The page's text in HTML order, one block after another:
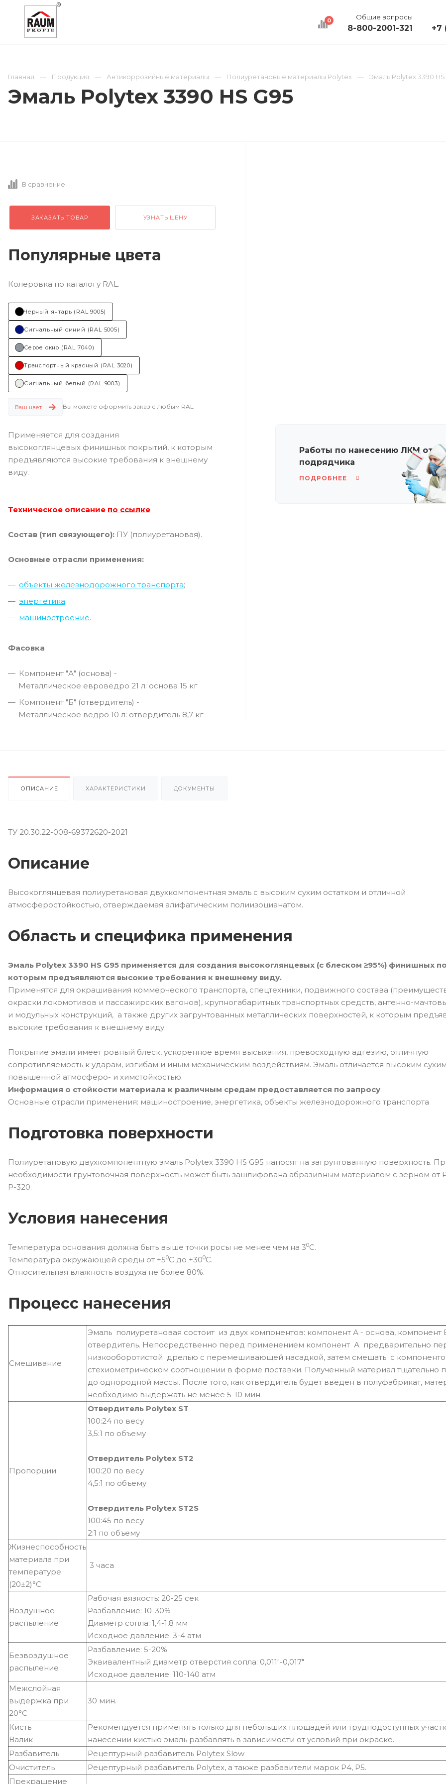
0 Общие вопросы
8-800-2001-321 +7
Главная
Продукция Антикоррозийные материалы Полиуретановые материалы Polytex Эмаль Polytex 3390 HS
Эмаль Polytex 3390 HS G95
В сравнение
ЗАКАЗАТЬ ТОВАР УЗНАТЬ ЦЕНУ
Популярные цвета
Колеровка по каталогу RAL.
Чёрный янтарь (RAL 9005)
Сигнальный синий (RAL 5005)
Серое окно (RAL 7040)
Транспортный красный (RAL 3020)
Сигнальный белый (RAL 9003)
Ваш цвет Вы можете оформить заказ с любым RAL
Применяется для создания
высокоглянцевых финишных покрытий, к которым
предъявляются высокие требования к внешнему
виду.
Техническое описание по ссылке
Состав (тип связующего): ПУ (полиуретановая).
Основные отрасли применения:
объекты железнодорожного транспорта;
энергетика;
машиностроение.
Фасовка
Компонент "А" (основа) -
Металлическое евроведро 21 л: основа 15 кг
Компонент "Б" (отвердитель) -
Металлическое ведро 10 л: отвердитель 8,7 кг
Работы по нанесению ЛКМ от
подрядчика
ПОДРОБНЕЕ
ОПИСАНИЕ ХАРАКТЕРИСТИКИ ДОКУМЕНТЫ
ТУ 20.30.22-008-69372620-2021
Описание
Высокоглянцевая полиуретановая двухкомпонентная эмаль с высоким сухим остатком и отличной
атмосферостойкостью, отверждаемая алифатическим полиизоцианатом.
Область и специфика применения
Эмаль Polytex 3390 HS G95 применяется для создания высокоглянцевых (с блеском ≥95%) финишных
которым предъявляются высокие требования к внешнему виду.
Применятся для окрашивания коммерческого транспорта, спецтехники, подвижного состава
окраски локомотивов и пассажирских вагонов), крупногабаритных транспортных средств, антенно-
и модульных конструкций, а также других загрунтованных металлических поверхностей, к которым
высокие требования к внешнему виду.
Покрытие эмали имеет ровный блеск, ускоренное время высыхания, превосходную адгезию, отличную
сопротивляемость к ударам, изгибам и иным механическим воздействиям. Эмаль отличается высоким
повышенной атмосферо- и химстойкостью.
Информация о стойкости материала к различным средам предоставляется по запросу.
Основные отрасли применения: машиностроение, энергетика, объекты железнодорожного транспорта
Подготовка поверхности
Полиуретановую двухкомпонентную эмаль Polytex 3390 HS G95 наносят на загрунтованную поверхность.
необходимости грунтовочная поверхность может быть зашлифована абразивным материалом с зерном от
Р-320.
Условия нанесения
Температура основания должна быть выше точки росы не менее чем на 30С.
Температура окружающей среды от +50С до +300С.
Относительная влажность воздуха не более 80%.
Процесс нанесения
Смешивание
Эмаль полиуретановая состоит из двух компонентов: компонент А - основа, компонент
отвердитель. Непосредственно перед применением компонент А предварительно
низкооборотистой дрелью с перемешивающей насадкой, затем смешать с
стехиометрическом соотношении в форме поставки. Полученный материал тщательно
до однородной массы. После того, как отвердитель будет введен в полуфабрикат,
необходимо выдержать не менее 5-10 мин.
Пропорции
Отвердитель Polytex ST
100:24 по весу
3,5:1 по объему
Отвердитель Polytex ST2
100:20 по весу
4,5:1 по объему
Отвердитель Polytex ST2S
100:45 по весу
2:1 по объему
Жизнеспособность
материала при
температуре
(20±2)°С
3 часа
Воздушное
распыление
Рабочая вязкость: 20-25 сек
Разбавление: 10-30%
Диаметр сопла: 1,4-1,8 мм
Исходное давление: 3-4 атм
Безвоздушное
распыление
Разбавление: 5-20%
Эквивалентный диаметр отверстия сопла: 0,011"-0,017"
Исходное давление: 110-140 атм
Межслойная
выдержка при
20°С
30 мин.
Кисть
Валик
Рекомендуется применять только для небольших площадей или труднодоступных
нанесении кистью эмаль разбавлять в зависимости от условий при окраске.
Разбавитель
Рецептурный разбавитель Polytex Slow
Очиститель
Рецептурный разбавитель Polytex, а также разбавители марок Р4, Р5.
Прекращение